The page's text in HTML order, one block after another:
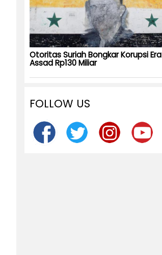
Otoritas Suriah Bongkar Korupsi Era
Assad Rp130 Miliar
FOLLOW US